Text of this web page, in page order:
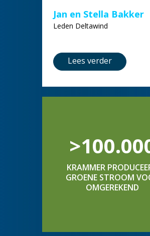
Jan en Stella Bakker
Leden Deltawind
Lees verder
KRAMMER
GROENE STROOM
OMGEREKEND